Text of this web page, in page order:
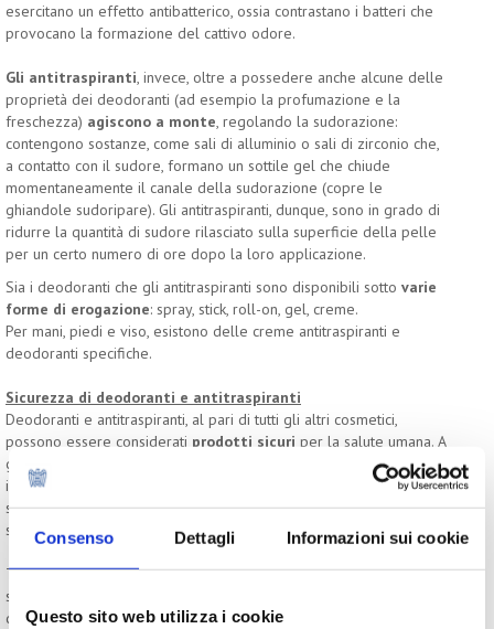
Consenso Dettagli Informazioni sui cookie
Questo sito web utilizza i cookie
esercitano un effetto antibatterico, ossia contrastano i batteri che
provocano la formazione del cattivo odore.
Gli antitraspiranti, invece, oltre a possedere anche alcune delle
proprietà dei deodoranti (ad esempio la profumazione e la
freschezza) agiscono a monte, regolando la sudorazione:
contengono sostanze, come sali di alluminio o sali di zirconio che,
a contatto con il sudore, formano un sottile gel che chiude
momentaneamente il canale della sudorazione (copre le
ghiandole sudoripare). Gli antitraspiranti, dunque, sono in grado di
ridurre la quantità di sudore rilasciato sulla superficie della pelle
per un certo numero di ore dopo la loro applicazione.
Sia i deodoranti che gli antitraspiranti sono disponibili sotto varie
forme di erogazione: spray, stick, roll-on, gel, creme.
Per mani, piedi e viso, esistono delle creme antitraspiranti e
deodoranti specifiche.
Sicurezza di deodoranti e antitraspiranti
Deodoranti e antitraspiranti, al pari di tutti gli altri cosmetici,
possono essere considerati prodotti sicuri per la salute umana. A
garantire
l’assenza di rischi gravi per il consumatoresono
innanzitutto tre strumenti: le
testeseguiti
su base volontaria dalle industrie cosmetiche e le operazioni di
sorveglianza.
Tuttavia, in diversi casi sono stati avanzati dei dubbi in merito alla
sicurezza di questi prodotti; in particolare, sono state rilanciate
delle notizie che correlavano l’utilizzo di prodotti contenenti sali di